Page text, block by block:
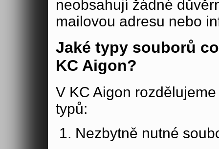
neobsahují žádné
mailovou adresu nebo
Jaké typy souborů
KC Aigon?
V KC Aigon
typů:
Nezbytně nutné